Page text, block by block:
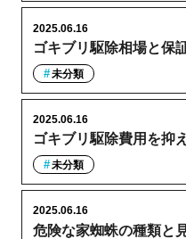
ゴキブリ駆除相場と保
2025.06.16
未分類
ゴキブリ駆除費用を抑
2025.06.16
未分類
危険な家蜘蛛の種類と
2025.06.16